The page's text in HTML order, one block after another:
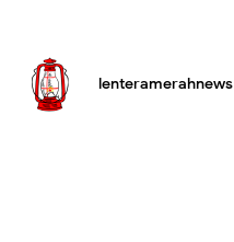
lenteramerahnews